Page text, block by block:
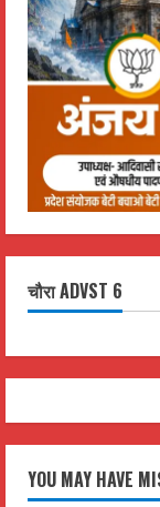
चौरा ADVST 6
YOU MAY HAVE